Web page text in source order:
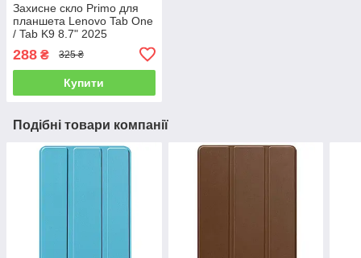
Захисне скло Primo для
планшета Lenovo Tab One
/ Tab K9 8.7" 2025
288 ₴ 325 ₴
Купити
Подібні товари компанії